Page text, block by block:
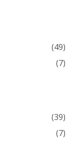
(49)
(7)
(39)
(7)